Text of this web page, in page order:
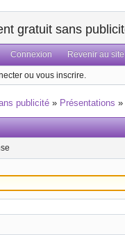
gratuit sans
Connexion Revenir au
ou vous inscrire.
publicité » Présentations